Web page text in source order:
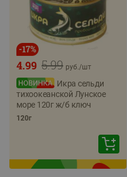
-17%
5.99
4.99 руб./шт
Икра сельди
тихоокеанской Лунское
море 120г ж/б ключ
120г